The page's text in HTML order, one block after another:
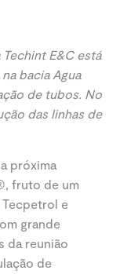
E&C está
na bacia Agua
de tubos. No
das linhas de
próxima
fruto de um
e
grande
da reunião
de